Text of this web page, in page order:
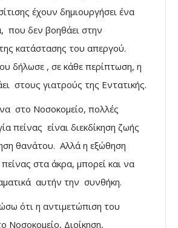
έχουν δημιουργήσει ένα
που δεν βοηθάει στην
κατάστασης του απεργού.
δήλωσε , σε κάθε περίπτωση, η
στους γιατρούς της Εντατικής.
στο Νοσοκομείο, πολλές
πείνας είναι διεκδίκηση ζωής
θανάτου. Αλλά η εξώθηση
στα άκρα, μπορεί και να
αυτήν την συνθήκη.
ότι η αντιμετώπιση του
Νοσοκομείο, Διοίκηση,